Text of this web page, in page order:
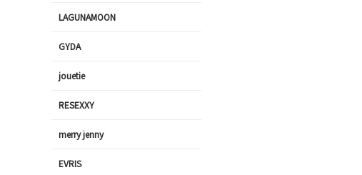
LAGUNAMOON
GYDA
jouetie
RESEXXY
merry jenny
EVRIS